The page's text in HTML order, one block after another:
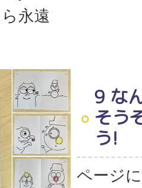
永遠
9 な
そう
う!
ページ